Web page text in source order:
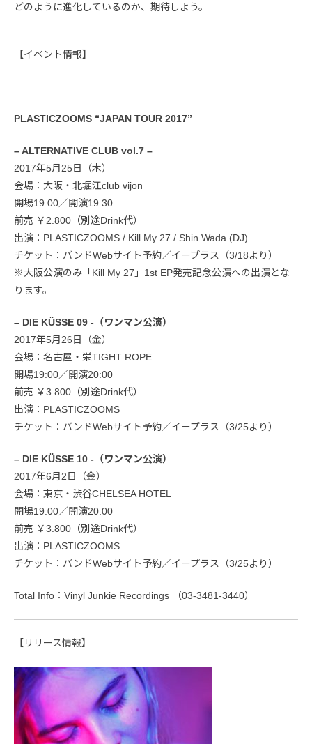
どのように進化しているのか、期待しよう。
【イベント情報】
PLASTICZOOMS “JAPAN TOUR 2017”
– ALTERNATIVE CLUB vol.7 –
2017年5月25日（木）
会場：大阪・北堀江club vijon
開場19:00／開演19:30
前売 ￥2.800（別途Drink代）
出演：PLASTICZOOMS / Kill My 27 / Shin Wada (DJ)
チケット：バンドWebサイト予約／イープラス（3/18より）
※大阪公演のみ「Kill My 27」1st EP発売記念公演への出演とな
ります。
– DIE KÜSSE 09 -（ワンマン公演）
2017年5月26日（金）
会場：名古屋・栄TIGHT ROPE
開場19:00／開演20:00
前売 ￥3.800（別途Drink代）
出演：PLASTICZOOMS
チケット：バンドWebサイト予約／イープラス（3/25より）
– DIE KÜSSE 10 -（ワンマン公演）
2017年6月2日（金）
会場：東京・渋谷CHELSEA HOTEL
開場19:00／開演20:00
前売 ￥3.800（別途Drink代）
出演：PLASTICZOOMS
チケット：バンドWebサイト予約／イープラス（3/25より）
Total Info：Vinyl Junkie Recordings （03-3481-3440）
【リリース情報】